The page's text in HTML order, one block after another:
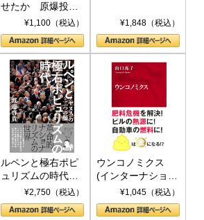
せたか 原爆投
下、ソ連参戦、そ
して聖断 (PHP新
書)
¥1,100（税込） ¥1,848（税込）
ルペンと極右ポピ
ュリズムの時代：
〈ヤヌス〉の二つ
の顔
¥2,750（税込）
ウンコノミクス
(インターナショナ
ル新書)¥1,045（税込）